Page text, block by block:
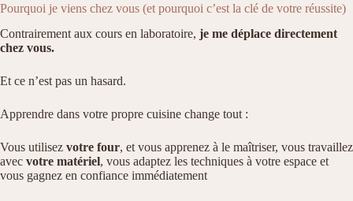
Pourquoi je viens chez vous (et pourquoi c’est la clé de votre réussite)
Contrairement aux cours en laboratoire, je me déplace directement
chez vous.
Et ce n’est pas un hasard.
Apprendre dans votre propre cuisine change tout :
Vous utilisez votre four, et vous apprenez à le maîtriser, vous travaillez
avec votre matériel, vous adaptez les techniques à votre espace et
vous gagnez en confiance immédiatement